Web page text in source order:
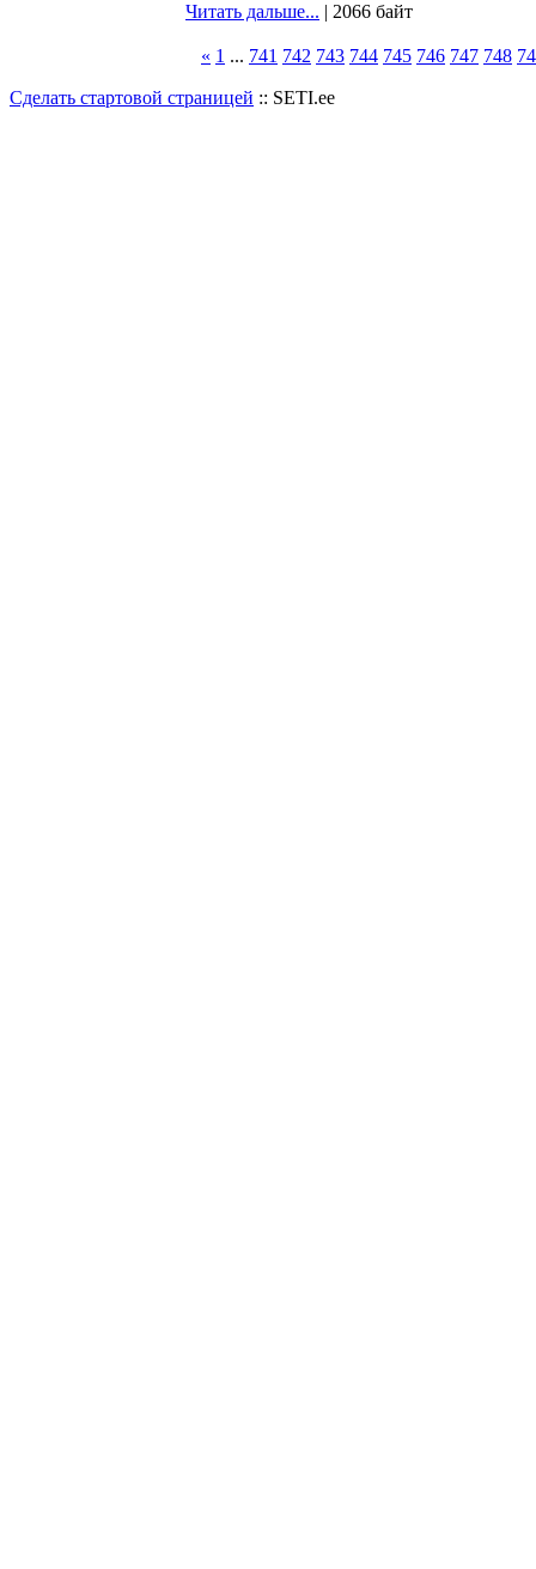
Читать дальше... | 2066 байт
« 1 ... 741 742 743 744 745 746 747 748
Сделать стартовой страницей :: SETI.ee